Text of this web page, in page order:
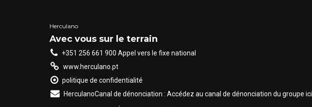
Herculano
Avec vous sur le terrain
+351 256 661 900 Appel vers le fixe national
www.herculano.pt
politique de confidentialité
HerculanoCanal de dénonciation : Accédez au canal de dénonciation du groupe ici .